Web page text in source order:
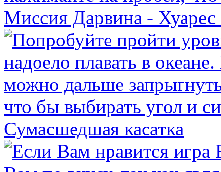
Миссия Дарвина - Хуарес
Сумасшедшая касатка